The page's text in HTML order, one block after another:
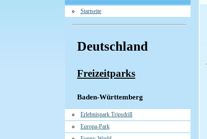
Startseite
Deutschland
Freizeitparks
Baden-Württemberg
Erlebnispark Tripsdrill
Europa-Park